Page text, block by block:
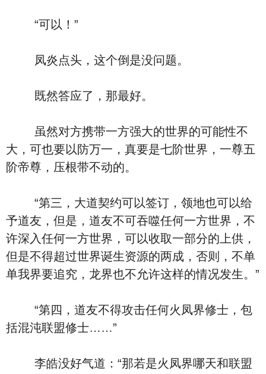
“可以！”
凤炎点头，这个倒是没问题。
既然答应了，那最好。
虽然对方携带一方强大的世界的可能性不
大，可也要以防万一，真要是七阶世界，一尊五
阶帝尊，压根带不动的。
“第三，大道契约可以签订，领地也可以给
予道友，但是，道友不可吞噬任何一方世界，不
许深入任何一方世界，可以收取一部分的上供，
但是不得超过世界诞生资源的两成，否则，不单
单我界要追究，龙界也不允许这样的情况发生。”
“第四，道友不得攻击任何火凤界修士，包
括混沌联盟修士……”
李皓没好气道：“那若是火凤界哪天和联盟